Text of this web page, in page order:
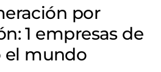
por
1 empresas de
el mundo